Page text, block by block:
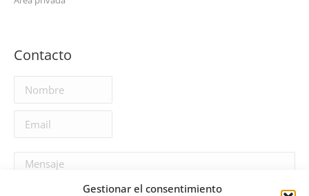
Gestionar el consentimiento
Contacto